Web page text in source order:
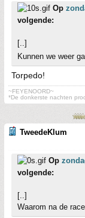
Op
volgende:
[..]
Kunnen we weer
Torpedo!
~FEYENOORD~
*De donkerste nachten
TweedeKlum
Op
volgende:
[..]
Waarom na de